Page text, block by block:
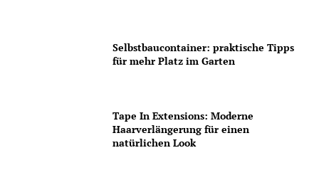
Selbstbaucontainer: praktische Tipps
für mehr Platz im Garten
Tape In Extensions: Moderne
Haarverlängerung für einen
natürlichen Look